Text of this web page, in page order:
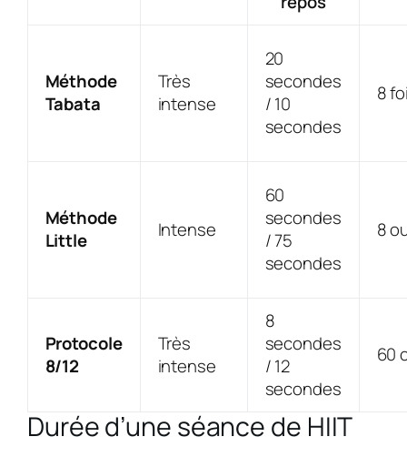
Méthode
Tabata
Très
intense
20
secondes
/ 10
secondes
8
Méthode
Little
Intense
60
secondes
/ 75
secondes
8
Protocole
8/12
Très
intense
8
secondes
/ 12
secondes
60
Durée d’une séance de HIIT